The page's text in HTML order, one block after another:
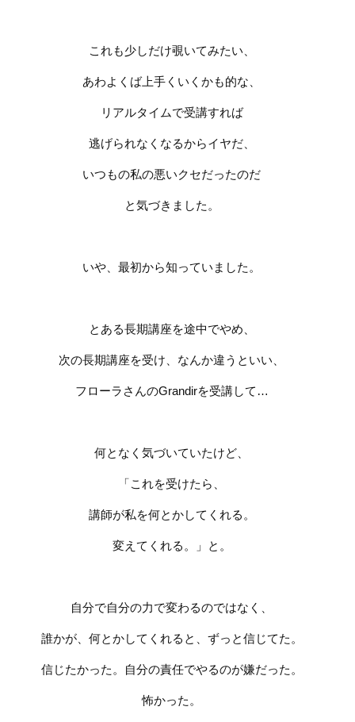
これも少しだけ覗いてみたい、
あわよくば上手くいくかも的な、
リアルタイムで受講すれば
逃げられなくなるからイヤだ、
いつもの私の悪いクセだったのだ
と気づきました。
いや、最初から知っていました。
とある長期講座を途中でやめ、
次の長期講座を受け、なんか違うといい、
フローラさんのGrandirを受講して…
何となく気づいていたけど、
「これを受けたら、
講師が私を何とかしてくれる。
変えてくれる。」と。
自分で自分の力で変わるのではなく、
誰かが、何とかしてくれると、ずっと信じてた。
信じたかった。自分の責任でやるのが嫌だった。
怖かった。